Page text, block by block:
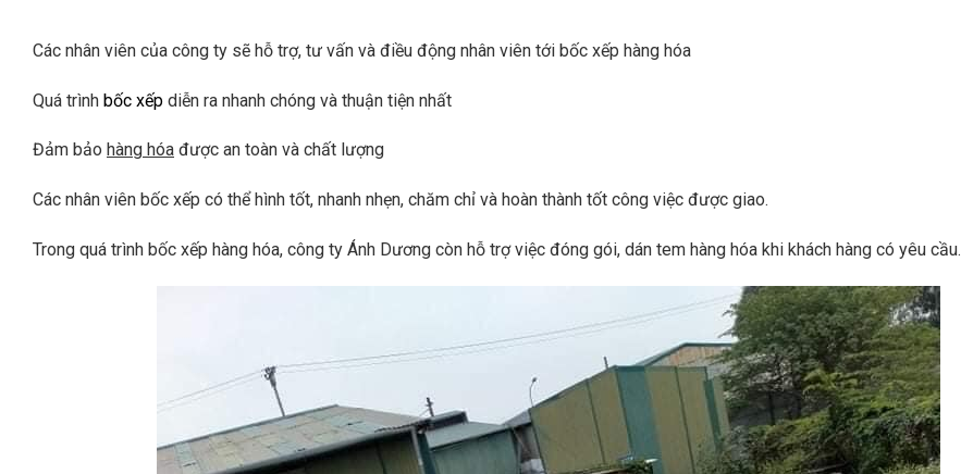
Các nhân viên của công ty sẽ hỗ trợ, tư vấn và điều động nhân viên tới bốc xếp hàng hóa
Quá trình bốc xếp diễn ra nhanh chóng và thuận tiện nhất
Đảm bảo hàng hóa được an toàn và chất lượng
Các nhân viên bốc xếp có thể hình tốt, nhanh nhẹn, chăm chỉ và hoàn thành tốt công việc được giao.
Trong quá trình bốc xếp hàng hóa, công ty Ánh Dương còn hỗ trợ việc đóng gói, dán tem hàng hóa khi khách hàng có yêu cầu.